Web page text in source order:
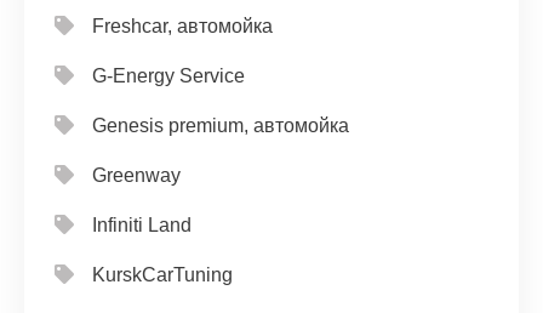
Freshcar, автомойка
G-Energy Service
Genesis premium, автомойка
Greenway
Infiniti Land
KurskCarTuning